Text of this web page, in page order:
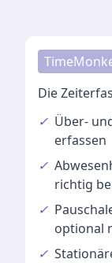
Die
✓ Über-
erfassen
✓
richtig
✓
optional
✓